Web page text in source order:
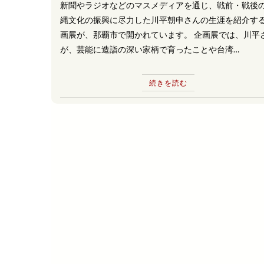
新聞やラジオなどのマスメディアを通じ、戦前・戦後
縄文化の振興に尽力した川平朝申さんの生涯を紹介す
画展が、那覇市で開かれています。 企画展では、川平
が、芸能に造詣の深い家柄で育ったことや台湾…
続きを読む